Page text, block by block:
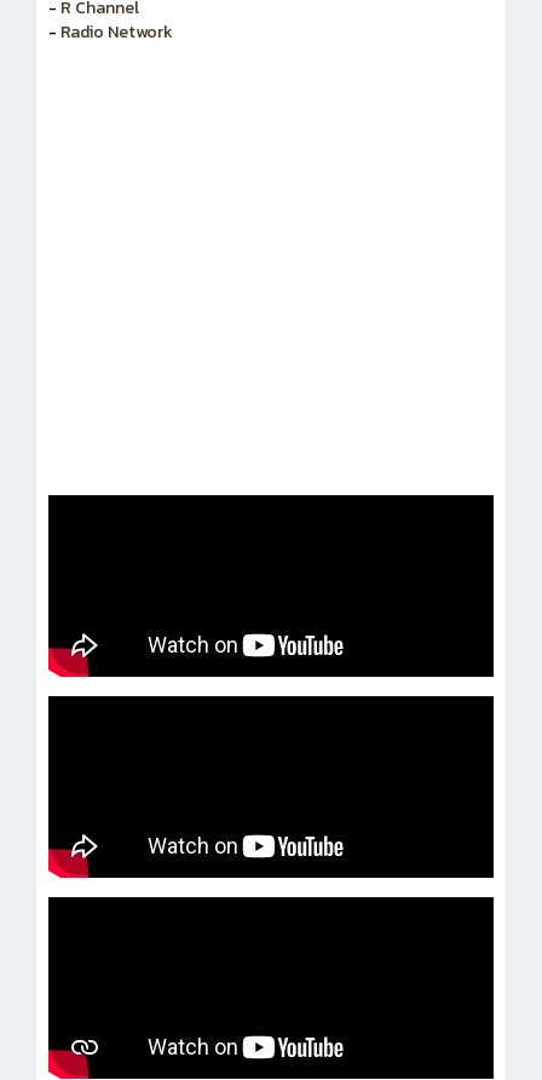
- สำนักงานคณะกรรมการข้าราชการพลเรือน
- R Channel